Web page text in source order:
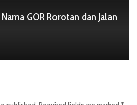
GOR Rorotan dan Jalan